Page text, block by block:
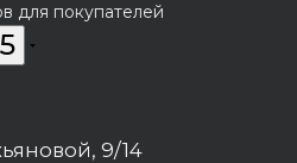
для покупателей
9/14